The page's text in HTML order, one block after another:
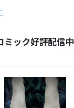
ミック好評配信中